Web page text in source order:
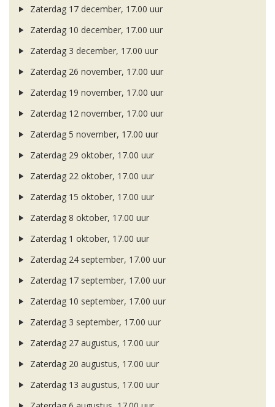
Zaterdag 17 december, 17.00 uur
Zaterdag 10 december, 17.00 uur
Zaterdag 3 december, 17.00 uur
Zaterdag 26 november, 17.00 uur
Zaterdag 19 november, 17.00 uur
Zaterdag 12 november, 17.00 uur
Zaterdag 5 november, 17.00 uur
Zaterdag 29 oktober, 17.00 uur
Zaterdag 22 oktober, 17.00 uur
Zaterdag 15 oktober, 17.00 uur
Zaterdag 8 oktober, 17.00 uur
Zaterdag 1 oktober, 17.00 uur
Zaterdag 24 september, 17.00 uur
Zaterdag 17 september, 17.00 uur
Zaterdag 10 september, 17.00 uur
Zaterdag 3 september, 17.00 uur
Zaterdag 27 augustus, 17.00 uur
Zaterdag 20 augustus, 17.00 uur
Zaterdag 13 augustus, 17.00 uur